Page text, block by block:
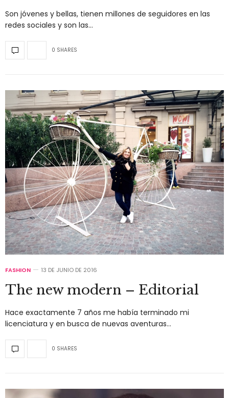
Son jóvenes y bellas, tienen millones de seguidores en las
redes sociales y son las…
0 SHARES
FASHION 13 DE JUNIO DE 2016
The new modern – Editorial
Hace exactamente 7 años me había terminado mi
licenciatura y en busca de nuevas aventuras…
0 SHARES